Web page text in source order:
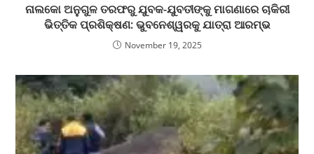
ନାଲକୋ ଅନୁଗୁଳ ତରଫରୁ ଯୁବକ-ଯୁବତୀଙ୍କୁ ମାଗଣାରେ ଚାକିରୀ
ଭିତ୍ତିକ ପ୍ରଶିକ୍ଷଣ: ଭୁବନେଶ୍ୱରକୁ ଯାତ୍ରା ଆରମ୍ଭ
November 19, 2025